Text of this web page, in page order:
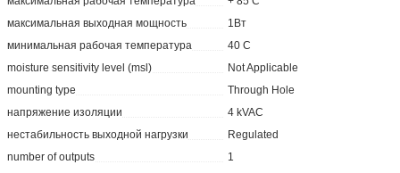
максимальная выходная мощность
1Вт
минимальная рабочая температура
40 C
moisture sensitivity level (msl)
Not Applicable
mounting type
Through Hole
напряжение изоляции
4 kVAC
нестабильность выходной нагрузки
Regulated
number of outputs
1